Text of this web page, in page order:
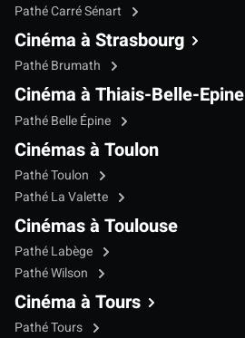
Pathé Carré Sénart
Cinéma à Strasbourg
Pathé Brumath
Cinéma à Thiais-Belle-Epine
Pathé Belle Épine
Cinémas à Toulon
Pathé Toulon
Pathé La Valette
Cinémas à Toulouse
Pathé Labège
Pathé Wilson
Cinéma à Tours
Pathé Tours